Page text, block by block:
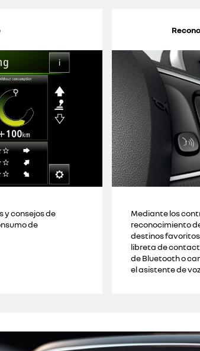
y consejos de
de
Mediante los
reconocimiento
destinos
libreta de
de Bluetooth o
el asistente de